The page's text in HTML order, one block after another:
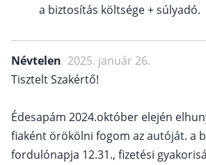
a biztosítás költsége + súlyadó.
Névtelen 2025. január 26.
Tisztelt Szakértő!
Édesapám 2024.október elején
fiaként örökölni fogom az autóját. a
fordulónapja 12.31., fizetési